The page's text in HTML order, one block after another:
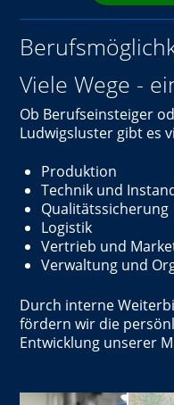
Viele Wege -
Ob Berufseinsteiger
Ludwigsluster gibt es
Produktion
Technik und
Qualitätssicherung
Logistik
Vertrieb und
Verwaltung und
Durch interne
fördern wir die
Entwicklung unserer